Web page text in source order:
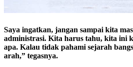
Saya ingatkan, jangan sampai kita
administrasi. Kita harus tahu, kita ini
apa. Kalau tidak pahami sejarah
arah,” tegasnya.